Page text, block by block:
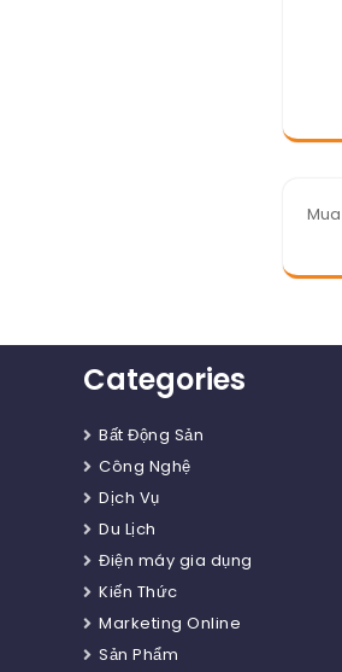
Mua
Categories
Bất Động Sản
Công Nghệ
Dịch Vụ
Du Lịch
Điện máy gia dụng
Kiến Thức
Marketing Online
Sản Phẩm